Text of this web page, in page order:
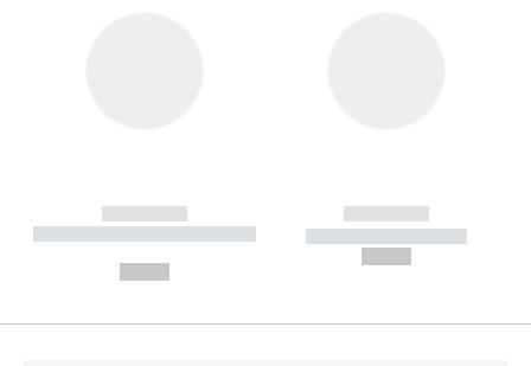
------------
----------- ----------- --------
------------
----------- -----------